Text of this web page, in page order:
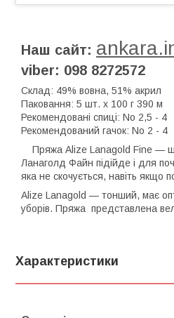
Наш сайт:
viber: 098 8272572
Склад: 49% вовна, 51% акрил
Паковання: 5 шт. х 100 г 390 м
Рекомендовані спиці: No 2,5 - 4
Рекомендований гачок: No 2 - 4
Пряжа Alize Lanagold Fine —
Ланаголд Файн підійде і для
яка не скочується, навіть якщо
Alize Lanagold — тонший, має
уборів. Пряжа представлена
Характеристики